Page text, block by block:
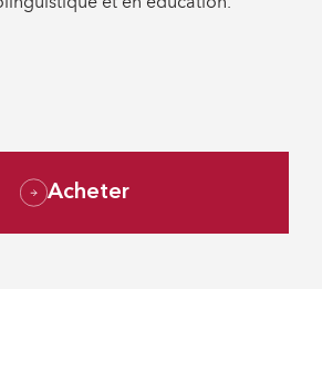
Acheter